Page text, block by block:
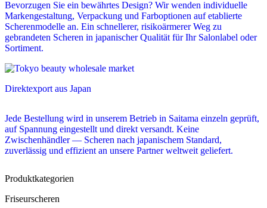
Bevorzugen Sie ein bewährtes Design? Wir wenden individuelle
Markengestaltung, Verpackung und Farboptionen auf etablierte
Scherenmodelle an. Ein schnellerer, risikoärmerer Weg zu
gebrandeten Scheren in japanischer Qualität für Ihr Salonlabel oder
Sortiment.
Direktexport aus Japan
Jede Bestellung wird in unserem Betrieb in Saitama einzeln geprüft,
auf Spannung eingestellt und direkt versandt. Keine
Zwischenhändler — Scheren nach japanischem Standard,
zuverlässig und effizient an unsere Partner weltweit geliefert.
Produktkategorien
Friseurscheren